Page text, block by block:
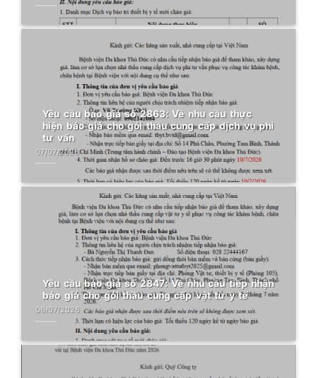
Yêu cầu báo giá số 2863: Về nhu cầu thực
hiện báo giá cho gói thầu cung cấp dịch vụ phi
tư vấn
07/07/2026
Yêu cầu báo giá số 2847: Về nhu cầu tiếp nhận
báo giá cho gói thầu cung cấp vật tư y tế
06/07/2026